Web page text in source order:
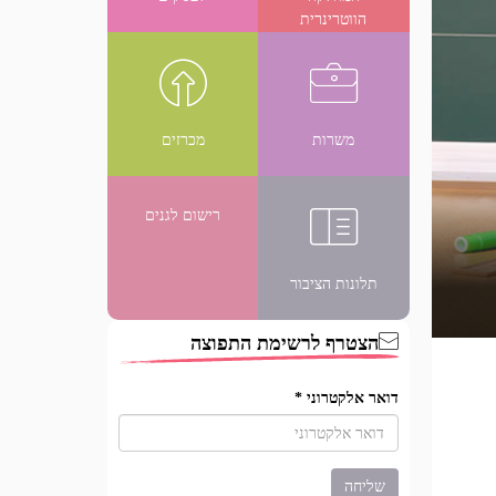
הווטרינרית
משרות מכרזים
תלונות הציבור
רישום לגנים
הצטרף לרשימת התפוצה
דואר אלקטרוני*